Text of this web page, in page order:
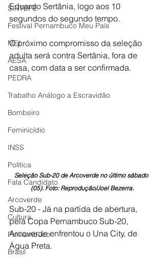
SINTEPE
Festival Pernambuco Meu País
MEI
AESA
PEDRA
Trabalho Análogo a Escravidão
Bombeiro
Feminicídio
INSS
Política
Fala Candidato
Arcoverde
Cultura
Pernambuco
Brasil
Eduardo Sertânia, logo aos 10
segundos do segundo tempo.
O próximo compromisso da seleção
adulta será contra Sertânia, fora de
casa, com data a ser confirmada.
Seleção Sub-20 de Arcoverde no último sábado
(05). Foto: Reprodução/Joel Bezerra.
Sub-20 - Já na partida de abertura,
pela Copa Pernambuco Sub-20,
Arcoverde enfrentou o Una City, de
Água Preta.